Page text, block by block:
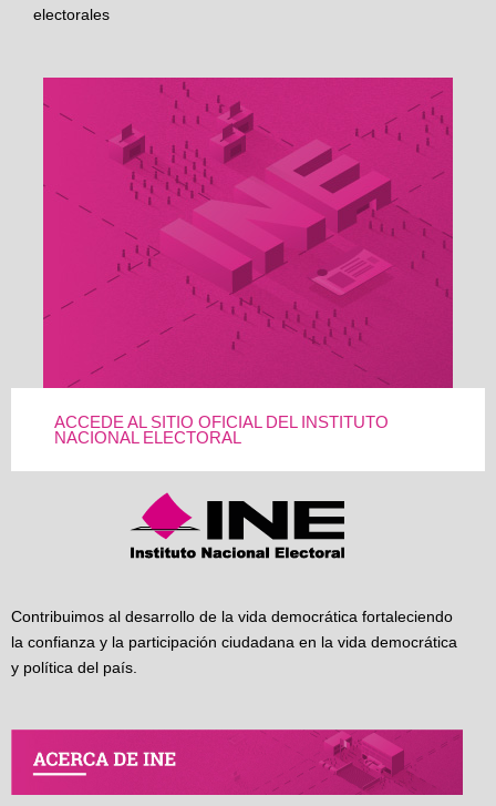
electorales
ACCEDE AL SITIO OFICIAL DEL INSTITUTO
NACIONAL ELECTORAL
Contribuimos al desarrollo de la vida democrática fortaleciendo
la confianza y la participación ciudadana en la vida democrática
y política del país.